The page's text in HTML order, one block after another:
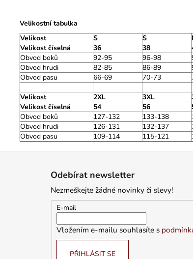
Velikostní tabulka
Velikost
S S
Velikost číselná
36 38
Obvod boků
92-95 96-98
Obvod hrudi
82-85 86-89
Obvod pasu
66-69 70-73
Velikost 2XL 3XL
Velikost číselná
54 56
Obvod boků
127-132 133-138
Obvod hrudi
126-131 132-137
Obvod pasu
109-114 115-121
Odebírat newsletter
Nezmeškejte žádné novinky či slevy!
E-mail
Vložením e-mailu souhlasíte s
PŘIHLÁSIT SE